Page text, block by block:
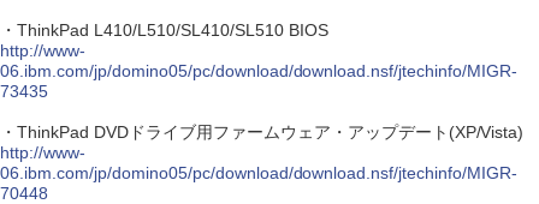
・ThinkPad L410/L510/SL410/SL510 BIOS
http://www-
06.ibm.com/jp/domino05/pc/download/download.nsf/jtechinfo/MIGR-
73435
・ThinkPad DVDドライブ用ファームウェア・アップデート(XP/Vista)
http://www-
06.ibm.com/jp/domino05/pc/download/download.nsf/jtechinfo/MIGR-
70448